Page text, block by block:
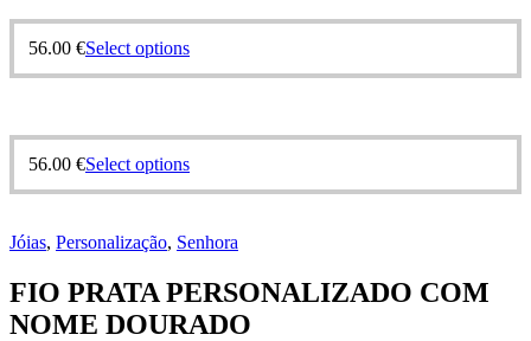
56.00 €Select options
56.00 €Select options
Jóias, Personalização, Senhora
FIO PRATA PERSONALIZADO COM
NOME DOURADO